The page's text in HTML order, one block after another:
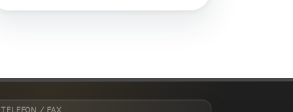
TELEFON / FAX